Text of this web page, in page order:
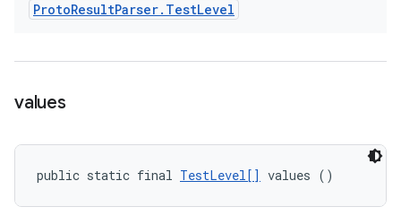
ProtoResultParser. TestLevel
values
public static final TestLevel[] values ()